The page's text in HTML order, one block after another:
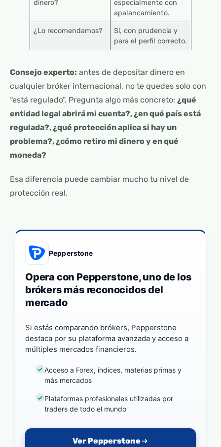
dinero?
especialmente con
apalancamiento.
¿Lo recomendamos?
Sí, con prudencia y
para el perfil correcto.
Consejo experto: antes de depositar dinero en
cualquier bróker internacional, no te quedes solo con
“está regulado”. Pregunta algo más concreto: ¿qué
entidad legal abrirá mi cuenta?, ¿en qué país está
regulada?, ¿qué protección aplica si hay un
problema?, ¿cómo retiro mi dinero y en qué
moneda?
Esa diferencia puede cambiar mucho tu nivel de
protección real.
Pepperstone
Opera con Pepperstone, uno de los
brókers más reconocidos del
mercado
Si estás comparando brókers, Pepperstone
destaca por su plataforma avanzada y acceso a
múltiples mercados financieros.
Acceso a Forex, índices, materias primas y
más mercados
Plataformas profesionales utilizadas por
traders de todo el mundo
Ver Pepperstone